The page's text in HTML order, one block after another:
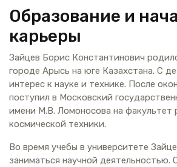
Образование и
карьеры
Зайцев Борис Константинович
городе Арысь на юге Казахстана. С
интерес к науке и технике. После
поступил в Московский
имени М.В. Ломоносова на факультет
космической техники.
Во время учебы в университете
заниматься научной деятельностью.